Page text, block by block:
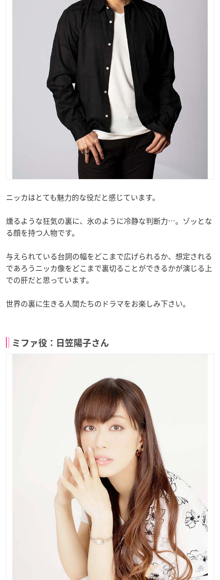
ニッカはとても魅力的な役だと感じています。
燻るような狂気の裏に、氷のように冷静な判断力…。ゾッとな
る顔を持つ人物です。
与えられている台詞の幅をどこまで広げられるか、想定される
であろうニッカ像をどこまで裏切ることができるかが演じる上
での肝だと思っています。
世界の裏に生きる人間たちのドラマをお楽しみ下さい。
ミファ役：日笠陽子さん